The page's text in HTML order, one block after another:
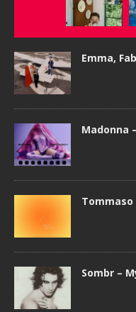
Emma,
Madonna
Sombr –